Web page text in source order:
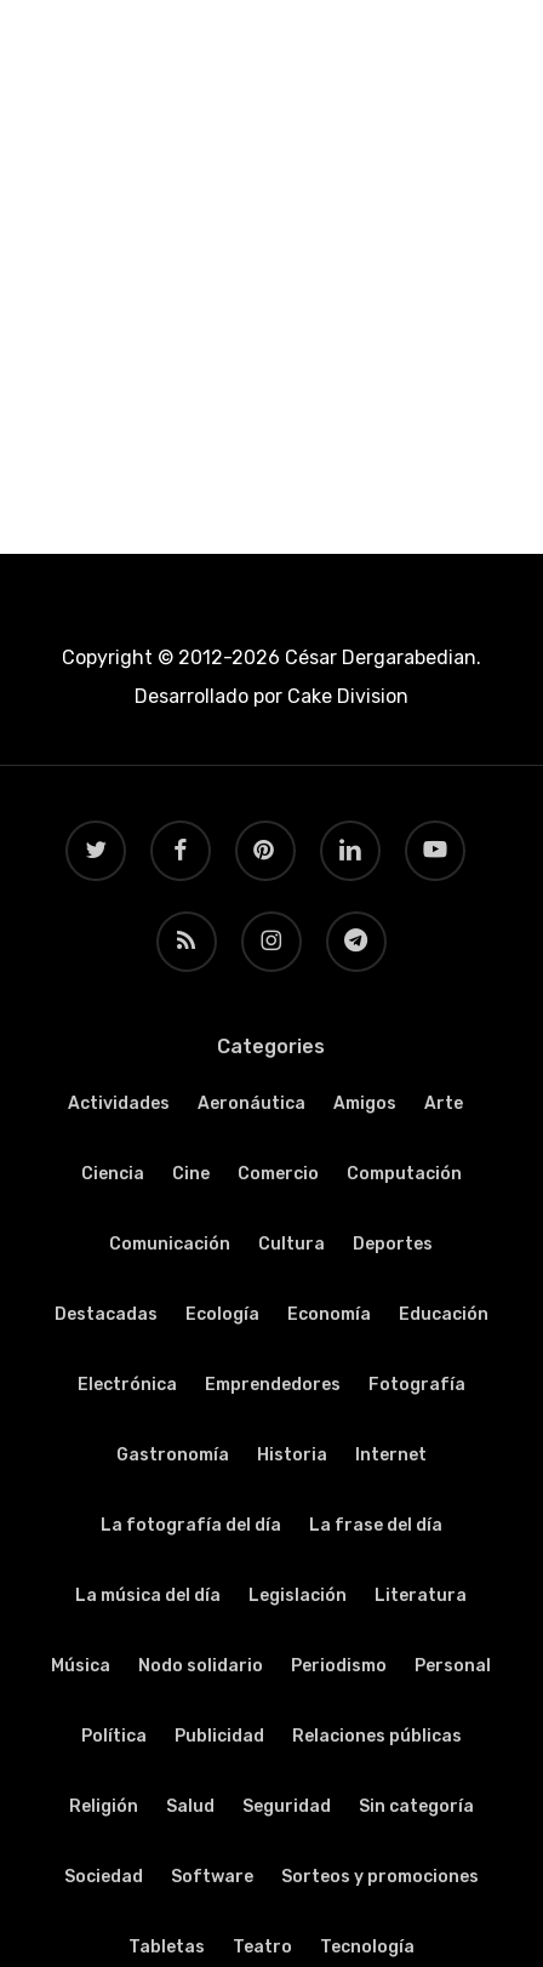
Copyright © 2012-2026 César Dergarabedian.
Desarrollado porCake Division
twitter facebook pinterest linkedin youtube
RSS instagram telegram
Categories
Actividades Aeronáutica Amigos Arte
Ciencia Cine Comercio Computación
Comunicación Cultura Deportes
Destacadas Ecología Economía Educación
Electrónica Emprendedores Fotografía
Gastronomía Historia Internet
La fotografía del día La frase del día
La música del día Legislación Literatura
Música Nodo solidario Periodismo Personal
Política Publicidad Relaciones públicas
Religión Salud Seguridad Sin categoría
Sociedad Software Sorteos y promociones
Tabletas Teatro Tecnología